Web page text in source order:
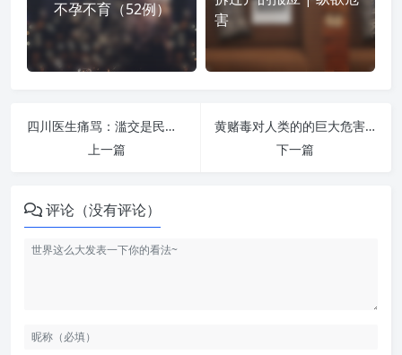
不孕不育（52例）
害
四川医生痛骂：滥交是民族危机 | 纵欲危害
上一篇
黄赌毒对人类的的巨大危害 | 纵欲危害
下一篇
评论（没有评论）